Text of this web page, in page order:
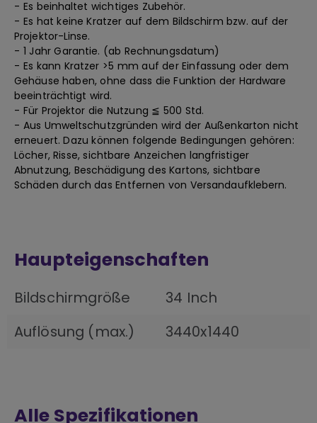
- Es beinhaltet wichtiges Zubehör.
- Es hat keine Kratzer auf dem Bildschirm bzw. auf der
Projektor-Linse.
- 1 Jahr Garantie. (ab Rechnungsdatum)
- Es kann Kratzer >5 mm auf der Einfassung oder dem
Gehäuse haben, ohne dass die Funktion der Hardware
beeinträchtigt wird.
- Für Projektor die Nutzung ≦ 500 Std.
- Aus Umweltschutzgründen wird der Außenkarton nicht
erneuert. Dazu können folgende Bedingungen gehören:
Löcher, Risse, sichtbare Anzeichen langfristiger
Abnutzung, Beschädigung des Kartons, sichtbare
Schäden durch das Entfernen von Versandaufklebern.
Haupteigenschaften
Bildschirmgröße
34 Inch
Auflösung (max.)
3440x1440
Alle Spezifikationen